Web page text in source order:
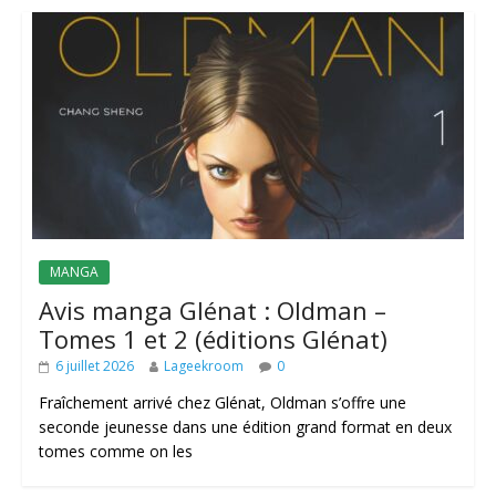
MANGA
Avis manga Glénat : Oldman –
Tomes 1 et 2 (éditions Glénat)
6 juillet 2026 Lageekroom 0
Fraîchement arrivé chez Glénat, Oldman s’offre une
seconde jeunesse dans une édition grand format en deux
tomes comme on les